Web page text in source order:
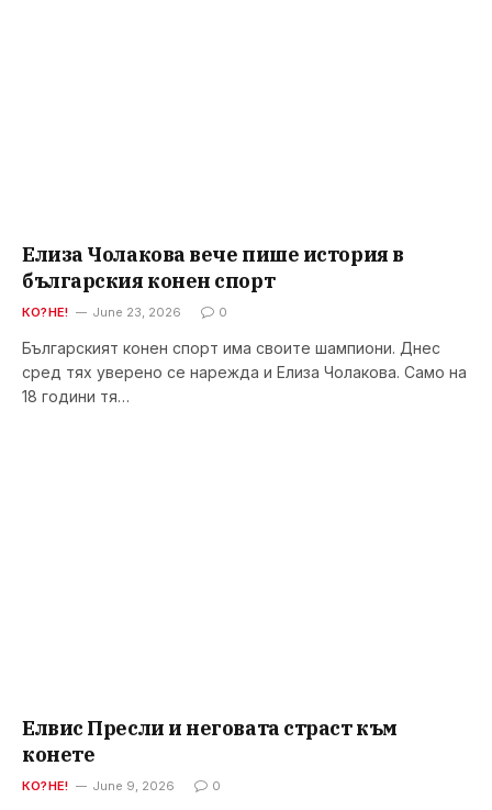
Елиза Чолакова вече пише история в
българския конен спорт
КО?НЕ! June 23, 2026 0
Българският конен спорт има своите шампиони. Днес
сред тях уверено се нарежда и Елиза Чолакова. Само на
18 години тя…
Елвис Пресли и неговата страст към
конете
КО?НЕ! June 9, 2026 0